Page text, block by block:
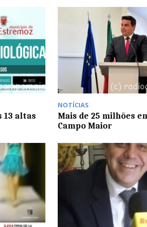
13 altas
NOTÍCIAS
Mais de 25 milhões
Campo Maior